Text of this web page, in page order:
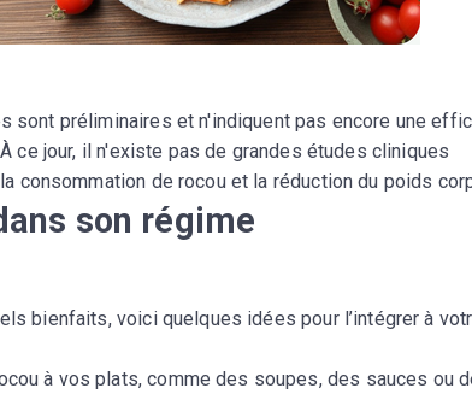
sont préliminaires et n'indiquent pas encore une
ce jour, il n'existe pas de grandes études cliniques
consommation de rocou et la réduction du poids
son régime
bienfaits, voici quelques idées pour l’intégrer à
à vos plats, comme des soupes, des sauces ou